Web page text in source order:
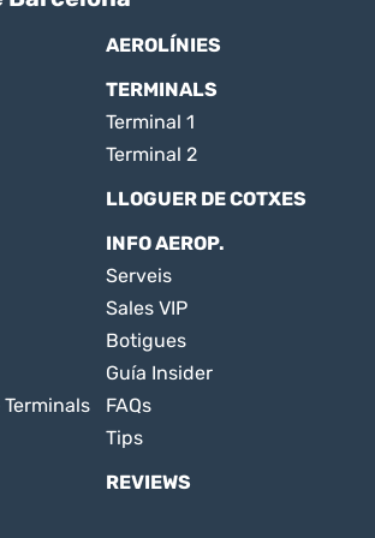
AEROLÍNIES
TERMINALS
Terminal 1
Terminal 2
LLOGUER DE COTXES
INFO AEROP.
Serveis
Sales VIP
Botigues
Guía Insider
FAQs
Tips
REVIEWS